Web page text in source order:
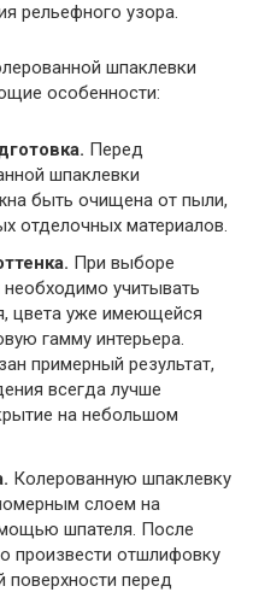
рельефного узора.
шпаклевки
особенности:
Перед
шпаклевки
быть очищена от пыли,
отделочных материалов.
При выборе
учитывать
цвета уже имеющейся
гамму интерьера.
примерный результат,
всегда лучше
на небольшом
Колерованную шпаклевку
слоем на
шпателя. После
произвести отшлифовку
поверхности перед